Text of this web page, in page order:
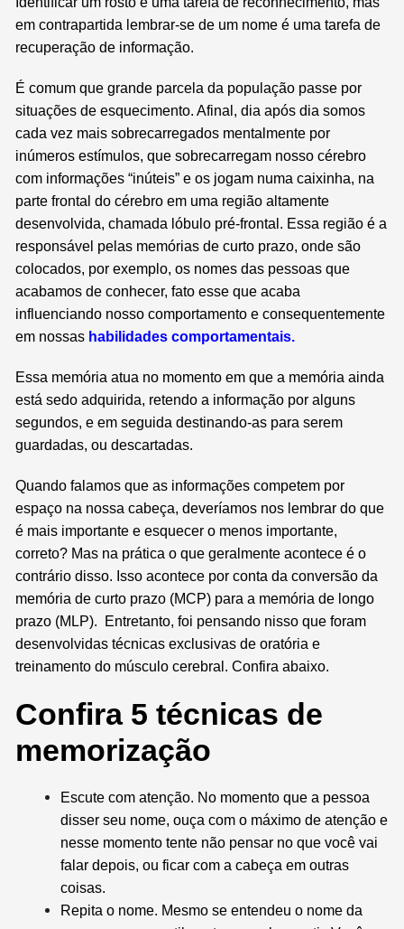
em contrapartida lembrar-se de um nome é uma tarefa de
recuperação de informação.
É comum que grande parcela da população passe por
situações de esquecimento. Afinal, dia após dia somos
cada vez mais sobrecarregados mentalmente por
inúmeros estímulos, que sobrecarregam nosso cérebro
com informações “inúteis” e os jogam numa caixinha, na
parte frontal do cérebro em uma região altamente
desenvolvida, chamada lóbulo pré-frontal. Essa região é a
responsável pelas memórias de curto prazo, onde são
colocados, por exemplo, os nomes das pessoas que
acabamos de conhecer, fato esse que acaba
influenciando nosso comportamento e consequentemente
em nossas habilidades comportamentais.
Essa memória atua no momento em que a memória ainda
está sedo adquirida, retendo a informação por alguns
segundos, e em seguida destinando-as para serem
guardadas, ou descartadas.
Quando falamos que as informações competem por
espaço na nossa cabeça, deveríamos nos lembrar do que
é mais importante e esquecer o menos importante,
correto? Mas na prática o que geralmente acontece é o
contrário disso. Isso acontece por conta da conversão da
memória de curto prazo (MCP) para a memória de longo
prazo (MLP). Entretanto, foi pensando nisso que foram
desenvolvidas técnicas exclusivas de oratória e
treinamento do músculo cerebral. Confira abaixo.
Confira 5 técnicas de
memorização
Escute com atenção. No momento que a pessoa
disser seu nome, ouça com o máximo de atenção e
nesse momento tente não pensar no que você vai
falar depois, ou ficar com a cabeça em outras
coisas.
Repita o nome. Mesmo se entendeu o nome da